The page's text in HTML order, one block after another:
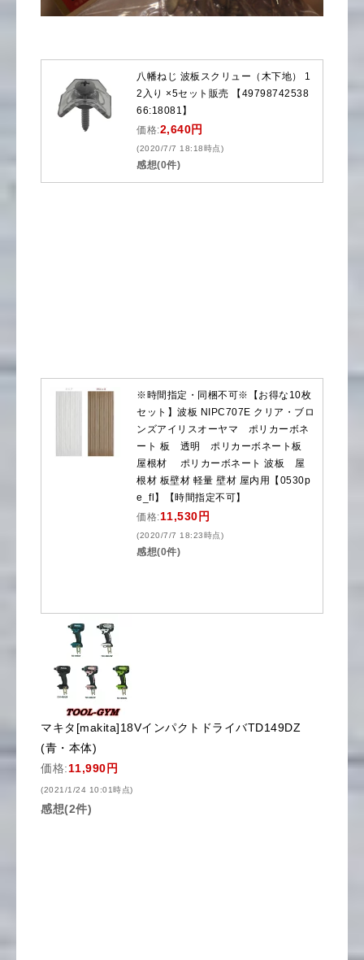
八幡ねじ 波板スクリュー（木下地） 1
2入り ×5セット販売 【49798742538
66:18081】
価格:2,640円
(2020/7/7 18:18時点)
感想(0件)
※時間指定・同梱不可※【お得な10枚
セット】波板 NIPC707E クリア・ブロ
ンズアイリスオーヤマ ポリカーボネ
ート 板 透明 ポリカーボネート板
屋根材 ポリカーボネート 波板 屋
根材 板壁材 軽量 壁材 屋内用【0530p
e_fl】【時間指定不可】
価格:11,530円
(2020/7/7 18:23時点)
感想(0件)
マキタ[makita]18VインパクトドライバTD149DZ
(青・本体)
価格:11,990円
(2021/1/24 10:01時点)
感想(2件)